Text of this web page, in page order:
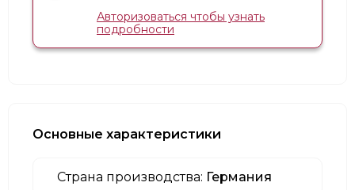
Авторизоваться чтобы узнать
подробности
Основные характеристики
Страна производства: Германия